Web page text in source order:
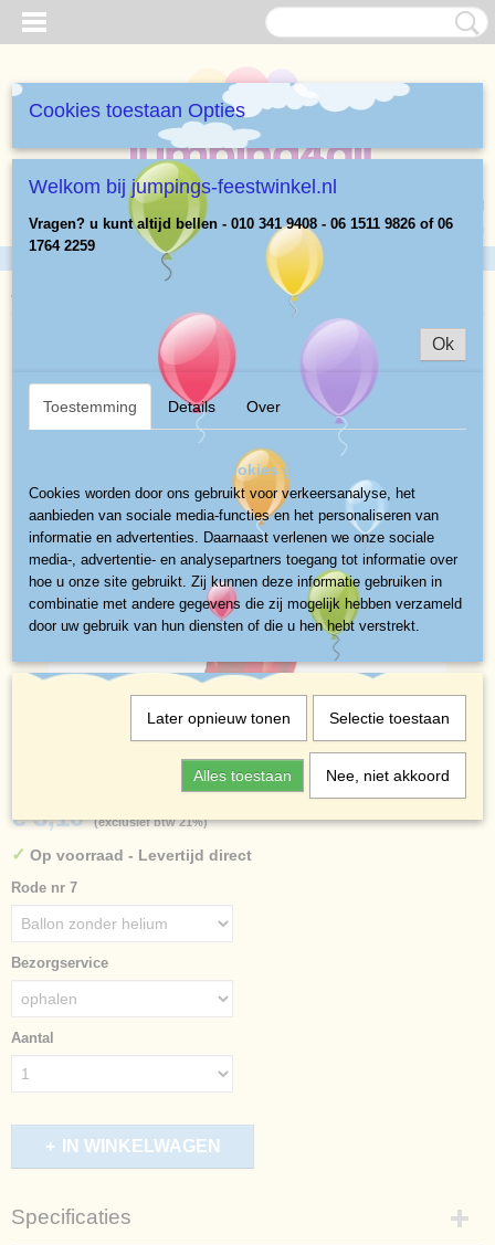
Registreren
Geen producten
(0)
Home Heliumballonnen Cijfers 86 cm>Rode nr 7
€ 3,10 (exclusief btw 21%)
✓ Op voorraad - Levertijd direct
Rode nr 7
Bezorgservice
Aantal
IN WINKELWAGEN
Specificaties
Cookies toestaan Opties
Welkom bij jumpings-feestwinkel.nl
Vragen? u kunt altijd bellen - 010 341 9408 - 06 1511 9826 of 06
1764 2259
Ok
Toestemming Details Over
Op deze website worden cookies gebruikt
Cookies worden door ons gebruikt voor verkeersanalyse, het
aanbieden van sociale media-functies en het personaliseren van
informatie en advertenties. Daarnaast verlenen we onze sociale
media-, advertentie- en analysepartners toegang tot informatie over
hoe u onze site gebruikt. Zij kunnen deze informatie gebruiken in
combinatie met andere gegevens die zij mogelijk hebben verzameld
door uw gebruik van hun diensten of die u hen hebt verstrekt.
Later opnieuw tonen Selectie toestaan
Alles toestaan Nee, niet akkoord